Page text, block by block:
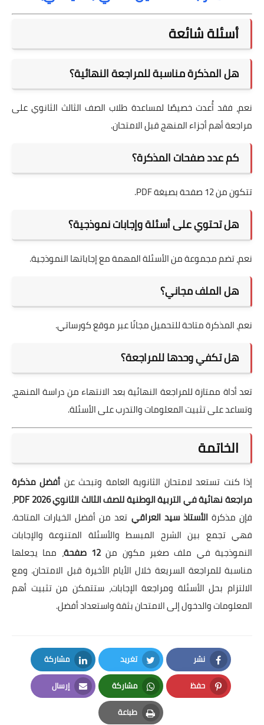
أسئلة شائعة
هل المذكرة مناسبة للمراجعة النهائية؟
نعم، فقد أُعدت خصيصًا لمساعدة طلاب الصف الثالث الثانوي على
مراجعة أهم أجزاء المنهج قبل الامتحان.
كم عدد صفحات المذكرة؟
تتكون من 12 صفحة بصيغة PDF.
هل تحتوي على أسئلة وإجابات نموذجية؟
نعم، تضم مجموعة من الأسئلة المهمة مع إجاباتها النموذجية.
هل الملف مجاني؟
نعم، المذكرة متاحة للتحميل مجانًا عبر موقع كورساتي.
هل تكفي وحدها للمراجعة؟
تعد أداة ممتازة للمراجعة النهائية بعد الانتهاء من دراسة المنهج،
وتساعد على تثبيت المعلومات والتدرب على الأسئلة.
الخاتمة
إذا كنت تستعد لامتحان الثانوية العامة وتبحث عن أفضل مذكرة
مراجعة نهائية في التربية الوطنية للصف الثالث الثانوي 2026 PDF
،
فإن مذكرةالأستاذ سيد العراقي تعد من أفضل الخيارات المتاحة.
فهي تجمع بين الشرح المبسط والأسئلة المتنوعة والإجابات
النموذجية في ملف صغير مكون من 12 صفحة
، مما يجعلها
مناسبة للمراجعة السريعة خلال الأيام الأخيرة قبل الامتحان. ومع
الالتزام بحل الأسئلة ومراجعة الإجابات، ستتمكن من تثبيت أهم
المعلومات والدخول إلى الامتحان بثقة واستعداد أفضل.
نشر
Facebook
تغريد
Twitter
مشاركة
LinkedIn
حفظ
Pinterest
مشاركة
Whatsapp
إرسال
Email
طباعة